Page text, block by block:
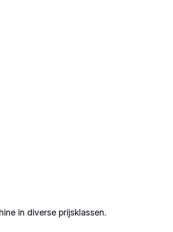
in diverse prijsklassen.